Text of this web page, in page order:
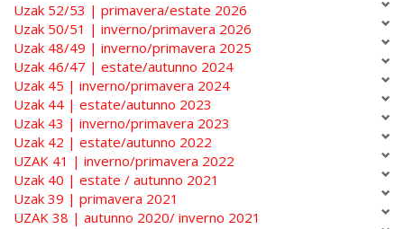
Uzak 52/53 | primavera/estate 2026
Uzak 50/51 | inverno/primavera 2026
Uzak 48/49 | inverno/primavera 2025
Uzak 46/47 | estate/autunno 2024
Uzak 45 | inverno/primavera 2024
Uzak 44 | estate/autunno 2023
Uzak 43 | inverno/primavera 2023
Uzak 42 | estate/autunno 2022
UZAK 41 | inverno/primavera 2022
Uzak 40 | estate / autunno 2021
Uzak 39 | primavera 2021
UZAK 38 | autunno 2020/ inverno 2021